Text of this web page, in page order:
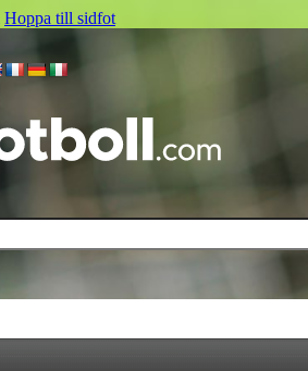
Hoppa till sidfot